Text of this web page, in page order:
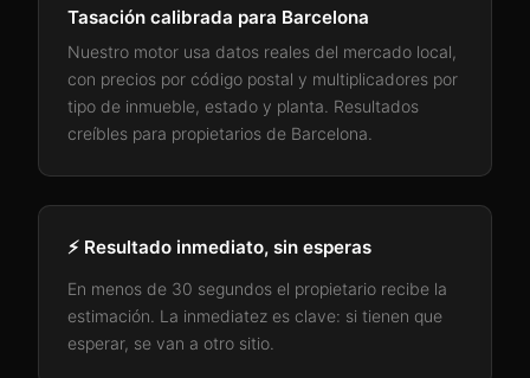
Tasación calibrada para Barcelona
Nuestro motor usa datos reales del mercado local,
con precios por código postal y multiplicadores por
tipo de inmueble, estado y planta. Resultados
creíbles para propietarios de Barcelona
⚡ Resultado inmediato, sin esperas
En menos de 30 segundos el propietario recibe la
estimación. La inmediatez es clave: si tienen que
esperar, se van a otro sitio.